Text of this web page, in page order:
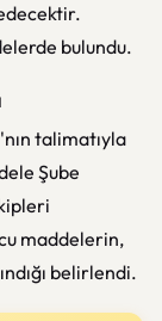
bulundu.
talimatıyla
Şube
maddelerin,
belirlendi.